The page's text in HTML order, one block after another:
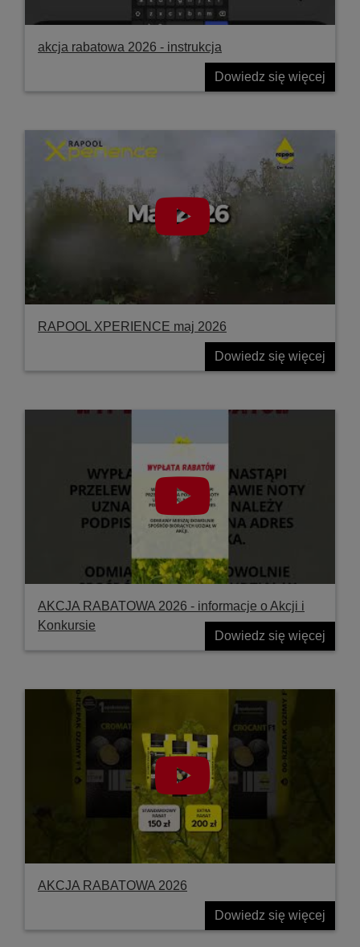
akcja rabatowa 2026 - instrukcja
Dowiedz się więcej
RAPOOL XPERIENCE maj 2026
Dowiedz się więcej
AKCJA RABATOWA 2026 - informacje o Akcji i
Konkursie
Dowiedz się więcej
AKCJA RABATOWA 2026
Dowiedz się więcej